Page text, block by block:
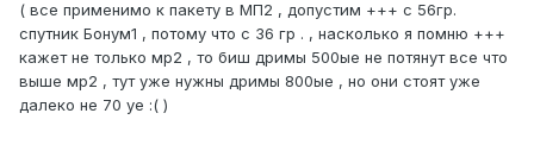
( все применимо к пакету в МП2 , допустим +++ с 56гр.
спутник Бонум1 , потому что с 36 гр . , насколько я помню +++
кажет не только мр2 , то биш дримы 500ые не потянут все что
выше мр2 , тут уже нужны дримы 800ые , но они стоят уже
далеко не 70 уе :( )